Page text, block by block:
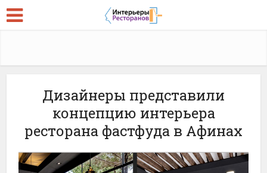
Дизайнеры представили
концепцию интерьера
ресторана фастфуда в Афинах